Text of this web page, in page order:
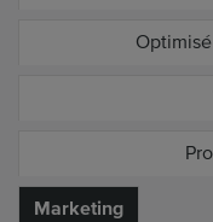
Marketing